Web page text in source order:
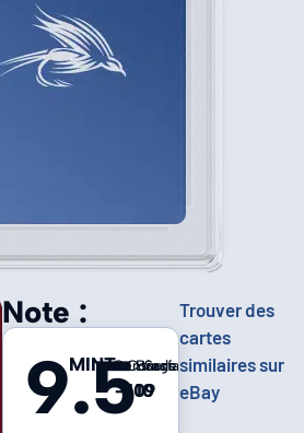
Note :
9.5
MINTCentrage
-
Coins
10
Bords
10
Surface
9
Trouver des
cartes
similaires sur
eBay